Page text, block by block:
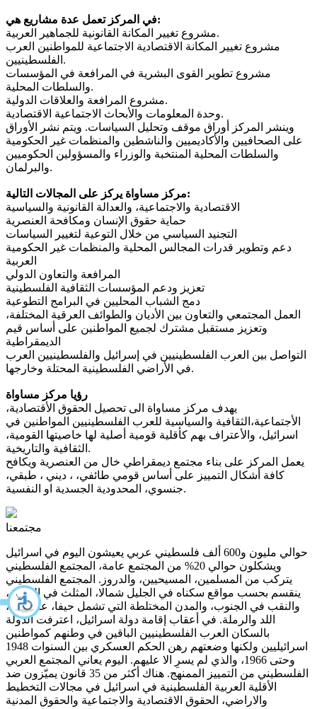
في المركز تعمل عدة مشاريع هي:
مشروع تغيير المكانة القانونية للجماهير العربية.
مشروع تغيير المكانة الاقتصادية الاجتماعية للمواطنين العرب
الفلسطينيين.
مشروع تطوير القوى البشرية في المرافعة في المؤسسات
والسلطات المحلية.
مشروع المرافعة والعلاقات الدولية.
وحدة المعلومات والأبحاث الاجتماعية الاقتصادية.
وينشر المركز أوراق موقف وتحليل السياسات. ويتم نشر الأوراق
على الصحافيين والأكاديميين والناشطين والمنظمات غير الحكومية
والسلطات المحلية المنتخبة والوزراء والمسؤولين الحكوميين
والبرلمان.
مركز مساواة يركز على المجالات التالية:
الاقتصادية والاجتماعية، والعدالة القانونية والسياسية
حماية حقوق الإنسان ومكافحة العنصرية
التجنيد السياسي من خلال التوعية لتغيير السياسات
دعم وتطوير قدرات المجالس المحلية والمنظمات غير الحكومية
العربية
المرافعة والتعاون الدولي
تعزيز ودعم المؤسسات الثقافية الفلسطينية
دمج الشباب المحليين في البرامج التطوعية
العمل المجتمعي والتعاون بين الأديان والطوائف العرقية المختلفة،
وتعزيز مستقبل مشترك لجميع المواطنين على أساس قيم
الديمقراطية
التواصل بين العرب الفلسطينيين في إسرائيل والفلسطينيين العرب
في الأراضي الفلسطينية المحتلة وخارجها.
رؤيا مركز مساواة
يهدف مركز مساواة الى تحصيل الحقوق الأقتصادية،
الأجتماعية،الثقافية والسياسية للعرب الفلسطينيين المواطنين في
اسرائيل، والأعتراف بهم كأقلية قومية أصلية لها خاصيتها القومية،
الثقافية والتاريخية.
يعمل المركز على بناء مجتمع ديمقراطي خال من العنصرية ويكافح
كافة أشكال التمييز على أساس قومي طائفي، ، ديني ، طبقي،
جنسوي، المحدودية الجسدية او النفسية.
مجتمعنا
حوالي مليون و600 ألف فلسطيني عربي يعيشون اليوم في اسرائيل
ويشكلون حوالي 20% من المجتمع عامة، المجتمع الفلسطيني
يتركب من المسلمين، المسيحيين، والدروز. المجتمع الفلسطيني
ينقسم بحسب مواقع سكناه في الجليل شمالا، المثلث في المركز،
والنقب في الجنوب، والمدن المختلطة التي تشمل حيفا، عكا، يافا،
اللد والرملة. في أعقاب إقامة دولة اسرائيل، اعترفت الدولة
بالسكان العرب الفلسطينيين الباقين في وطنهم كمواطنين
اسرائيليين ولكنها وضعتهم رهن الحكم العسكري بين السنوات 1948
وحتى 1966، والذي لم يسرِ الا عليهم. اليوم يعاني المجتمع العربي
الفلسطيني من التمييز الممنهج. هناك أكثر من 35 قانون يميّزون ضد
الأقلية العربية الفلسطينية في اسرائيل في مجالات التخطيط
والاراضي، الحقوق الاقتصادية والاجتماعية والحقوق المدنية